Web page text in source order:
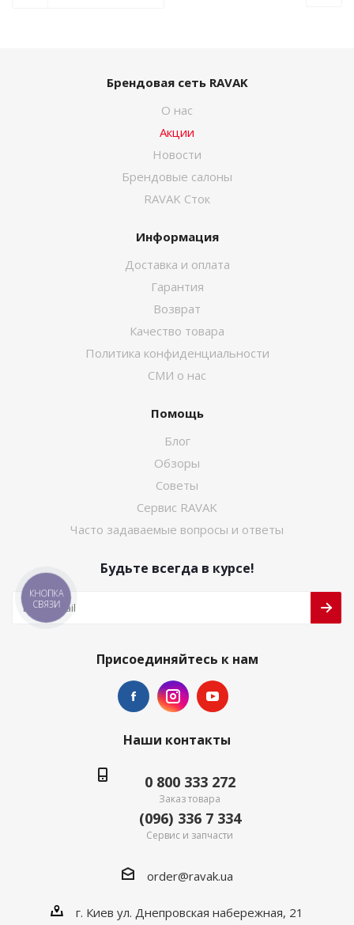
Брендовая сеть RAVAK
О нас
Акции
Новости
Брендовые салоны
RAVAK Сток
Информация
Доставка и оплата
Гарантия
Возврат
Качество товара
Политика конфиденциальности
СМИ о нас
Помощь
Блог
Обзоры
Советы
Сервис RAVAK
Часто задаваемые вопросы и ответы
Будьте всегда в курсе!
Присоединяйтесь к нам
Наши контакты
0 800 333 272
Заказ товара
(096) 336 7 334
Сервис и запчасти
order@ravak.ua
г. Киев ул. Днепровская набережная, 21
КНОПКА
СВЯЗИ